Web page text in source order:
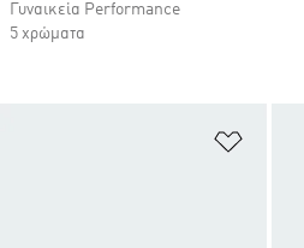
Γυναικεία Performance
5 χρώματα